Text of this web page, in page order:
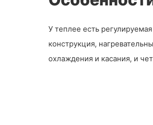
У теплее есть
конструкция,
охлаждения и касания, и